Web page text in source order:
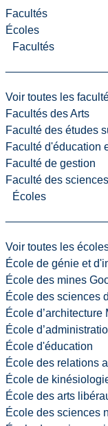
Facultés
Écoles
Facultés
Voir toutes les
Facultés des Arts
Faculté des études
Faculté d'éducation
Faculté de gestion
Faculté des
Écoles
Voir toutes les
École de génie et
École des mines
École des sciences
École d’architecture
École
École d'éducation
École des relations
École de
École des arts
École des sciences